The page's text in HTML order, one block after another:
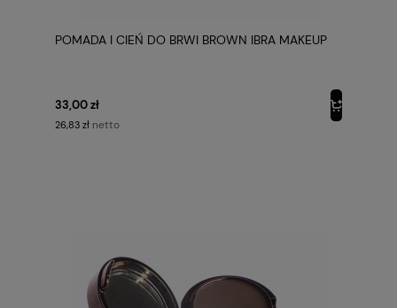
POMADA I CIEŃ DO BRWI BROWN IBRA MAKEUP
33,00 zł
26,83 zł netto